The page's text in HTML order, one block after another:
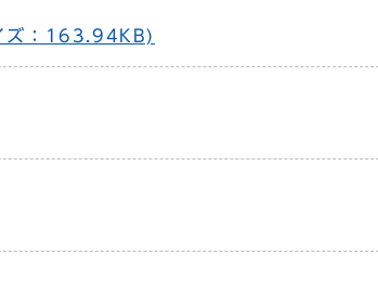
ズ：163.94KB)